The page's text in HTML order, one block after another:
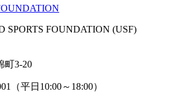
SPORTS FOUNDATION (USF)
町3-20
（平日10:00～18:00）